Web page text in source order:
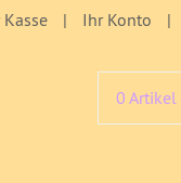
Ihr Konto
0 Artikel